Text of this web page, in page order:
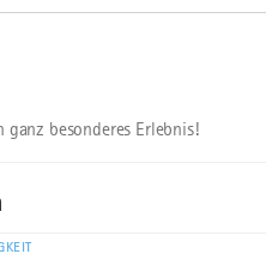
besonderes Erlebnis!